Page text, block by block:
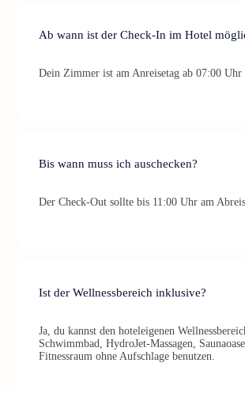
Ab wann ist der Check-In im Hotel
Dein Zimmer ist am Anreisetag ab 07:00
Bis wann muss ich auschecken?
Der Check-Out sollte bis 11:00 Uhr am
Ist der Wellnessbereich inklusive?
Ja, du kannst den hoteleigenen
Schwimmbad, HydroJet-Massagen,
Fitnessraum ohne Aufschlage benutzen.